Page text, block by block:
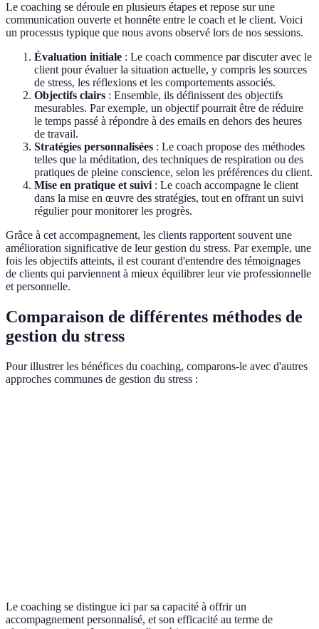
Le coaching se déroule en plusieurs étapes et repose sur une
communication ouverte et honnête entre le coach et le client. Voici
un processus typique que nous avons observé lors de nos sessions.
Évaluation initiale : Le coach commence par discuter avec le
client pour évaluer la situation actuelle, y compris les sources
de stress, les réflexions et les comportements associés.
Objectifs clairs : Ensemble, ils définissent des objectifs
mesurables. Par exemple, un objectif pourrait être de réduire
le temps passé à répondre à des emails en dehors des heures
de travail.
Stratégies personnalisées : Le coach propose des méthodes
telles que la méditation, des techniques de respiration ou des
pratiques de pleine conscience, selon les préférences du client.
Mise en pratique et suivi : Le coach accompagne le client
dans la mise en œuvre des stratégies, tout en offrant un suivi
régulier pour monitorer les progrès.
Grâce à cet accompagnement, les clients rapportent souvent une
amélioration significative de leur gestion du stress. Par exemple, une
fois les objectifs atteints, il est courant d'entendre des témoignages
de clients qui parviennent à mieux équilibrer leur vie professionnelle
et personnelle.
Comparaison de différentes méthodes de
gestion du stress
Pour illustrer les bénéfices du coaching, comparons-le avec d'autres
approches communes de gestion du stress :
Le coaching se distingue ici par sa capacité à offrir un
accompagnement personnalisé, et son efficacité au terme de